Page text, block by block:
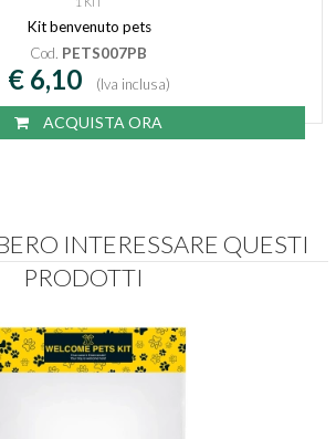
Kit benvenuto pets
Cod. PETS007PB
€ 6,10 (Iva inclusa)
ACQUISTA ORA
INTERESSARE QUESTI
PRODOTTI